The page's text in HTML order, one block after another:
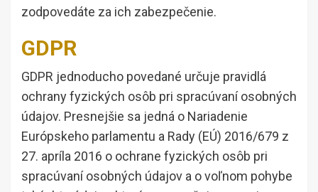
zodpovedáte za ich zabezpečenie.
GDPR
GDPR jednoducho povedané určuje pravidlá
ochrany fyzických osôb pri spracúvaní osobných
údajov. Presnejšie sa jedná o Nariadenie
Európskeho parlamentu a Rady (EÚ) 2016/679 z
27. apríla 2016 o ochrane fyzických osôb pri
spracúvaní osobných údajov a o voľnom pohybe